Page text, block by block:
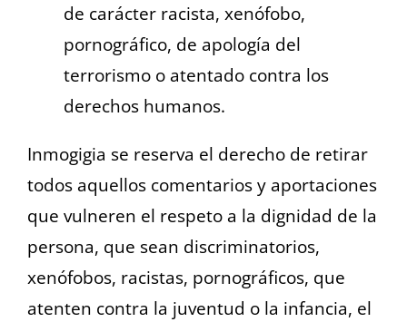
de carácter racista, xenófobo,
pornográfico, de apología del
terrorismo o atentado contra los
derechos humanos.
Inmogigia se reserva el derecho de retirar
todos aquellos comentarios y aportaciones
que vulneren el respeto a la dignidad de la
persona, que sean discriminatorios,
xenófobos, racistas, pornográficos, que
atenten contra la juventud o la infancia, el